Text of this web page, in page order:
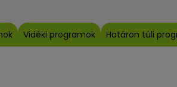
Vidéki programok Határon túli